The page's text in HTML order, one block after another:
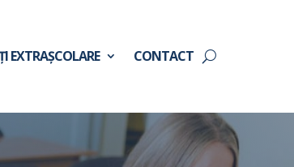
EXTRAȘCOLARE CONTACT